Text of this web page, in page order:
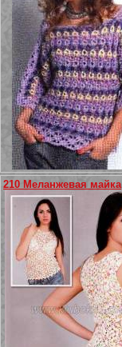
210 Меланжевая майка